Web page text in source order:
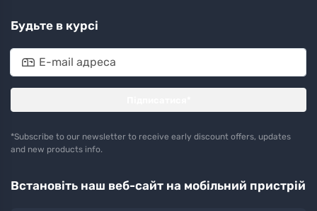
Будьте в курсі
*Subscribe to our newsletter to receive early discount offers, updates
and new products info.
Встановіть наш веб-сайт на мобільний пристрій